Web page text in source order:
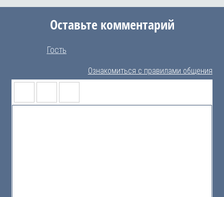
Оставьте комментарий
Гость
Ознакомиться с правилами общения